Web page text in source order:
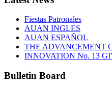
Fiestas Patronales
AUAN INGLES
AUAN ESPAÑOL
THE ADVANCEMENT
INNOVATION No. 13
Bulletin Board